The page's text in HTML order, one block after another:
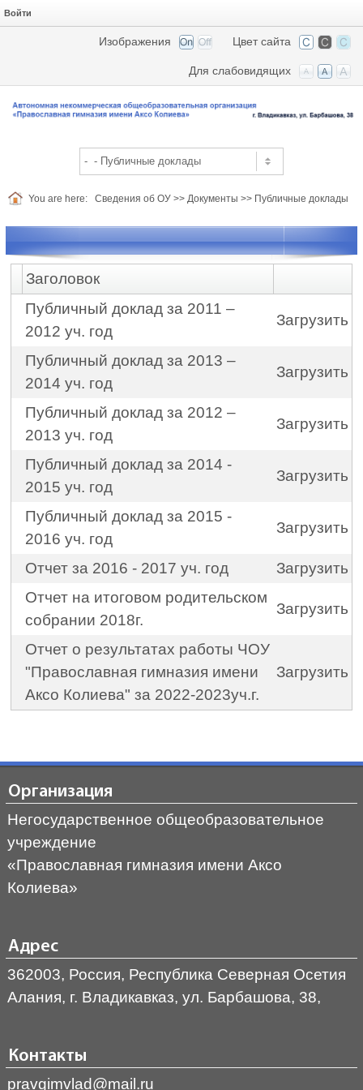
Войти
Цвет сайта
Изображения
Для слабовидящих
You are here: Сведения об ОУ >> Документы >> Публичные доклады
Заголовок
Публичный доклад за 2011 –
2012 уч. год
Загрузить
Публичный доклад за 2013 –
2014 уч. год
Загрузить
Публичный доклад за 2012 –
2013 уч. год
Загрузить
Публичный доклад за 2014 -
2015 уч. год
Загрузить
Публичный доклад за 2015 -
2016 уч. год
Загрузить
Отчет за 2016 - 2017 уч. год
Загрузить
Отчет на итоговом родительском
собрании 2018г.
Загрузить
Отчет о результатах работы ЧОУ
"Православная гимназия имени
Аксо Колиева" за 2022-2023уч.г.
Загрузить
Организация
Негосударственное общеобразовательное
учреждение
«Православная гимназия имени Аксо
Колиева»
Адрес
362003, Россия, Республика Северная Осетия
Алания, г. Владикавказ, ул. Барбашова, 38,
Контакты
pravgimvlad@mail.ru